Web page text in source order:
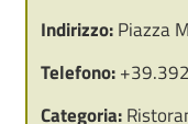
Indirizzo:Piazza
Telefono:
Categoria: